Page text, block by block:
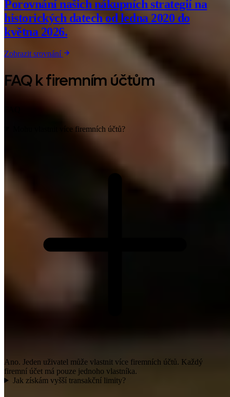
Porovnání našich nákupních strategií na
historických datech od ledna 2020 do
května 2026.
Zobrazit srovnání
FAQ k firemním účtům
Mohu vlastnit více firemních účtů?
Ano. Jeden uživatel může vlastnit více firemních účtů. Každý
firemní účet má pouze jednoho vlastníka.
Jak získám vyšší transakční limity?